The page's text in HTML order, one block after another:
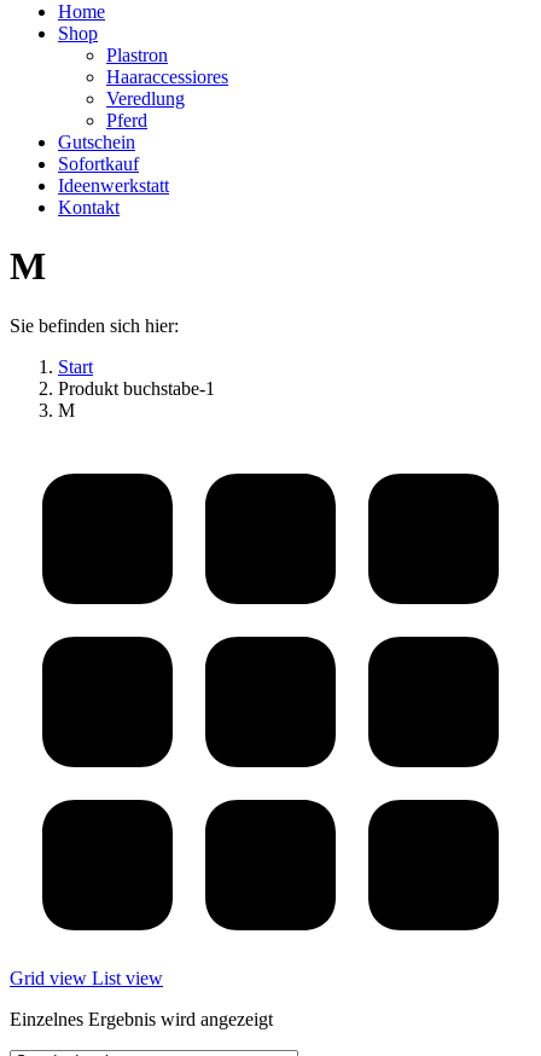
Home
Shop
Plastron
Haaraccessiores
Veredlung
Pferd
Gutschein
Sofortkauf
Ideenwerkstatt
Kontakt
M
Sie befinden sich hier:
Start
Produkt buchstabe-1
M
Grid view List view
Einzelnes Ergebnis wird angezeigt